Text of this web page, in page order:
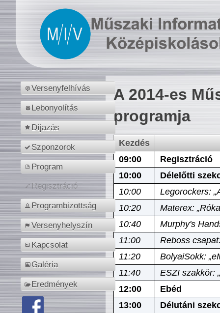
Versenyfelhívás
Lebonyolítás
Díjazás
Szponzorok
Program
Regisztráció
Programbizottság
Versenyhelyszín
Kapcsolat
Galéria
Eredmények
A 2014-es
programja
Kezdés
09:00
Regisztráció
10:00
Délelőtti
10:00
Legorockers:
10:20
Materex:
10:40
Murphy's
11:00
Reboss
11:20
BolyaiSokk:
11:40
ESZI szakkör:
12:00
Ebéd
13:00
Délutáni